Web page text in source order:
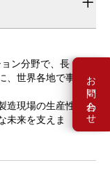
お問い合わせ
ン分野で、長
、世界各地で事
造現場の生産性
未来を支えま